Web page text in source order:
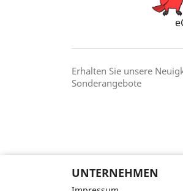
Erhalten Sie unsere
Sonderangebote
UNTERNEHMEN